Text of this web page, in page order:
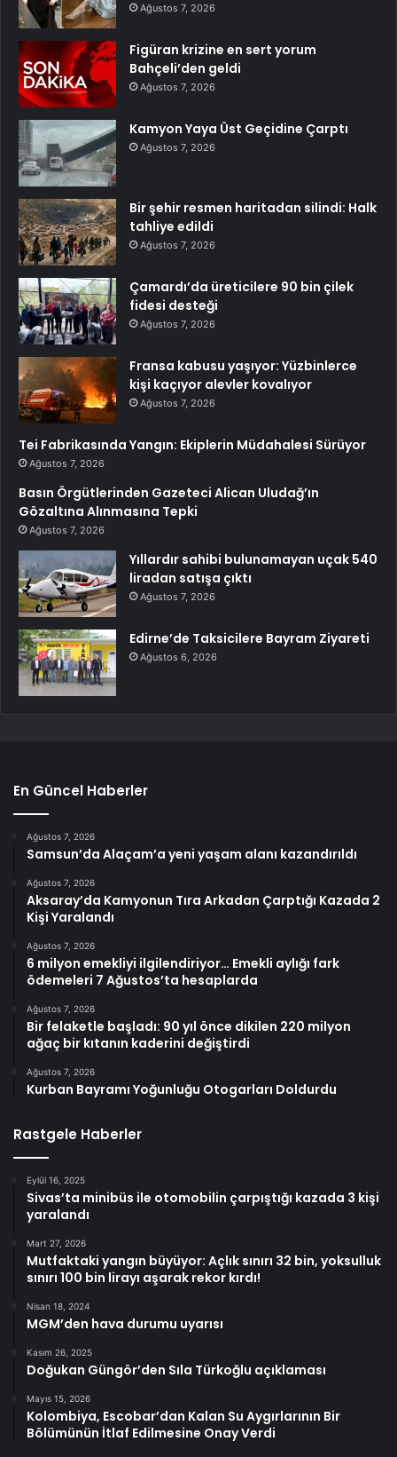
Ağustos 7, 2026
Figüran krizine en sert yorum
Bahçeli’den geldi
Ağustos 7, 2026
Kamyon Yaya Üst Geçidine Çarptı
Ağustos 7, 2026
Bir şehir resmen haritadan silindi: Halk
tahliye edildi
Ağustos 7, 2026
Çamardı’da üreticilere 90 bin çilek
fidesi desteği
Ağustos 7, 2026
Fransa kabusu yaşıyor: Yüzbinlerce
kişi kaçıyor alevler kovalıyor
Ağustos 7, 2026
Tei Fabrikasında Yangın: Ekiplerin Müdahalesi Sürüyor
Ağustos 7, 2026
Basın Örgütlerinden Gazeteci Alican Uludağ’ın
Gözaltına Alınmasına Tepki
Ağustos 7, 2026
Yıllardır sahibi bulunamayan uçak 540
liradan satışa çıktı
Ağustos 7, 2026
Edirne’de Taksicilere Bayram Ziyareti
Ağustos 6, 2026
En Güncel Haberler
Ağustos 7, 2026
Samsun’da Alaçam’a yeni yaşam alanı kazandırıldı
Ağustos 7, 2026
Aksaray’da Kamyonun Tıra Arkadan Çarptığı Kazada 2
Kişi Yaralandı
Ağustos 7, 2026
6 milyon emekliyi ilgilendiriyor… Emekli aylığı fark
ödemeleri 7 Ağustos’ta hesaplarda
Ağustos 7, 2026
Bir felaketle başladı: 90 yıl önce dikilen 220 milyon
ağaç bir kıtanın kaderini değiştirdi
Ağustos 7, 2026
Kurban Bayramı Yoğunluğu Otogarları Doldurdu
Rastgele Haberler
Eylül 16, 2025
Sivas’ta minibüs ile otomobilin çarpıştığı kazada 3 kişi
yaralandı
Mart 27, 2026
Mutfaktaki yangın büyüyor: Açlık sınırı 32 bin, yoksulluk
sınırı 100 bin lirayı aşarak rekor kırdı!
Nisan 18, 2024
MGM’den hava durumu uyarısı
Kasım 26, 2025
Doğukan Güngör’den Sıla Türkoğlu açıklaması
Mayıs 15, 2026
Kolombiya, Escobar’dan Kalan Su Aygırlarının Bir
Bölümünün İtlaf Edilmesine Onay Verdi